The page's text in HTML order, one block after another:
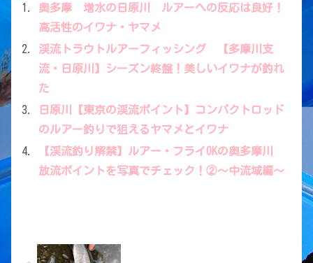
奥多摩 増水の日原川 ルアーへの反応は良好！
高活性のイワナ・ヤマメ
渓流トラウトルアーフィッシング 【多摩川支
流・日原川】シーズン終盤！美しいイワナが釣れ
た
日原川【東京の渓流ポイント】コンパクトロッド
のルアー釣りで狙えるヤマメとイワナ
【渓流釣り解禁】ルアー・フライOKの奥多摩川
放流ポイントを写真でチェック！②〜中流域編〜